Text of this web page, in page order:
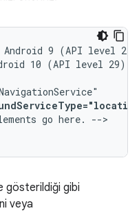
Android 9 (API level 28)
10 (API level 29)
go here.
-->
gösterildiği gibi
veya